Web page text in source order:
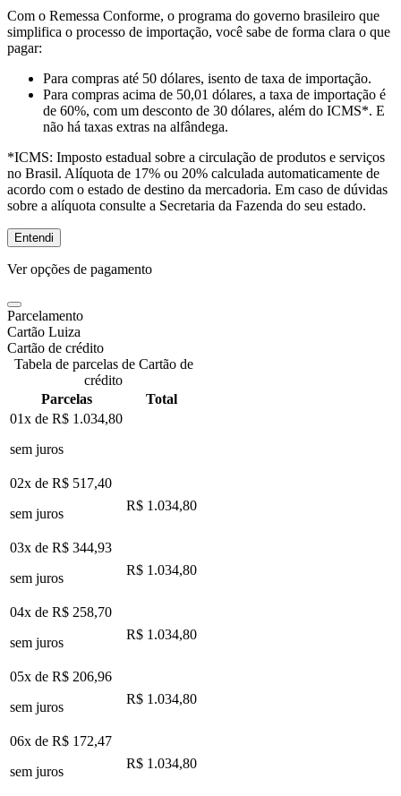
Com o Remessa Conforme, o programa do governo brasileiro que
simplifica o processo de importação, você sabe de forma clara o que
pagar:
Para compras até 50 dólares, isento de taxa de importação.
Para compras acima de 50,01 dólares, a taxa de importação é
de 60%, com um desconto de 30 dólares, além do ICMS*. E
não há taxas extras na alfândega.
*ICMS: Imposto estadual sobre a circulação de produtos e serviços
no Brasil. Alíquota de 17% ou 20% calculada automaticamente de
acordo com o estado de destino da mercadoria. Em caso de dúvidas
sobre a alíquota consulte a Secretaria da Fazenda do seu estado.
Entendi
Ver opções de pagamento
Parcelamento
Cartão Luiza
Cartão de crédito
Tabela de parcelas de Cartão de
crédito
Parcelas
Total
01x de R$ 1.034,80
sem juros
02x de R$ 517,40
sem juros
R$ 1.034,80
03x de R$ 344,93
sem juros
R$ 1.034,80
04x de R$ 258,70
sem juros
R$ 1.034,80
05x de R$ 206,96
sem juros
R$ 1.034,80
06x de R$ 172,47
sem juros
R$ 1.034,80